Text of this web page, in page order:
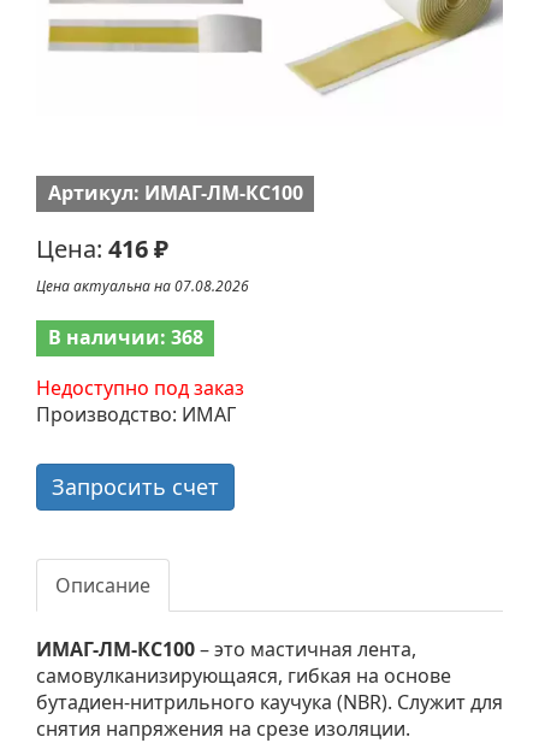
Артикул: ИМАГ-ЛМ-КС100
Цена: 416 ₽
Цена актуальна на 07.08.2026
В наличии: 368
Недоступно под заказ
Производство: ИМАГ
Запросить счет
Описание
ИМАГ-ЛМ-КС100– это мастичная лента,
самовулканизирующаяся, гибкая на основе
бутадиен-нитрильного каучука (NBR). Служит для
снятия напряжения на срезе изоляции.